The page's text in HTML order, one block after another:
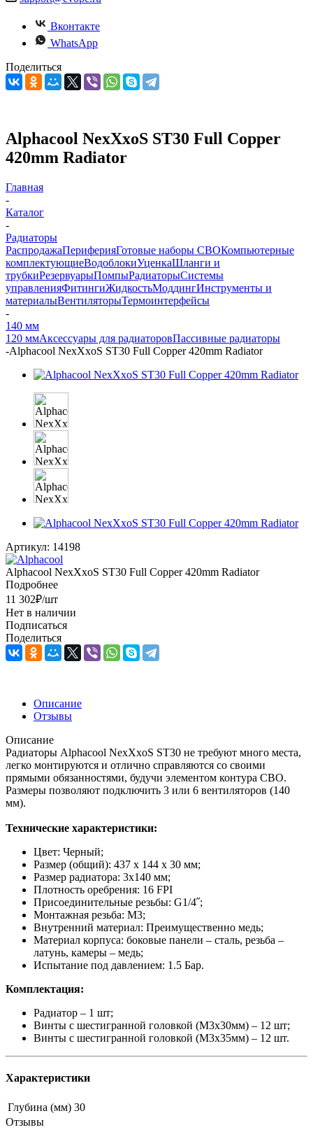
Вконтакте
WhatsApp
Поделиться
Alphacool NexXxoS ST30 Full Copper
420mm Radiator
Главная
-
Каталог
-
Радиаторы
РаспродажаПериферияГотовые наборы СВОКомпьютерные
комплектующиеВодоблокиУценкаШланги и
трубкиРезервуарыПомпыРадиаторыСистемы
управленияФитингиЖидкостьМоддингИнструменты и
материалыВентиляторыТермоинтерфейсы
-
140 мм
120 ммАксессуары для радиаторовПассивные радиаторы
-Alphacool NexXxoS ST30 Full Copper 420mm Radiator
Артикул: 14198
Alphacool NexXxoS ST30 Full Copper 420mm Radiator
Подробнее
11 302₽/шт
Нет в наличии
Подписаться
Поделиться
Описание
Отзывы
Описание
Радиаторы Alphacool NexXxoS ST30 не требуют много места,
легко монтируются и отлично справляются со своими
прямыми обязанностями, будучи элементом контура СВО.
Размеры позволяют подключить 3 или 6 вентиляторов (140
мм).
Технические характеристики:
Цвет: Черный;
Размер (общий): 437 x 144 x 30 мм;
Размер радиатора: 3х140 мм;
Плотность оребрения: 16 FPI
Присоединительные резьбы: G1/4˝;
Монтажная резьба: М3;
Внутренний материал: Преимущественно медь;
Материал корпуса: боковые панели – сталь, резьба –
латунь, камеры – медь;
Испытание под давлением: 1.5 Бар.
Комплектация:
Радиатор – 1 шт;
Винты с шестигранной головкой (М3х30мм) – 12 шт;
Винты с шестигранной головкой (М3х35мм) – 12 шт.
Характеристики
Глубина (мм) 30
Отзывы